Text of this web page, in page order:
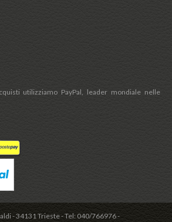
utilizziamo PayPal, leader mondiale nelle
- 34131 Trieste - Tel: 040/766976 -